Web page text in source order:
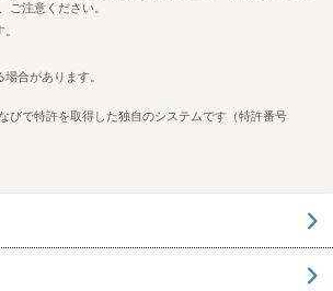
ご注意ください。
合があります。
びで特許を取得した独自のシステムです（特許番号